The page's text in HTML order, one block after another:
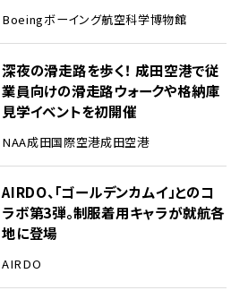
Boeingボーイング航空科学博物館
深夜の滑走路を歩く！ 成田空港で従
業員向けの滑走路ウォークや格納庫
見学イベントを初開催
NAA成田国際空港成田空港
AIRDO、「ゴールデンカムイ」とのコ
ラボ第3弾。制服着用キャラが就航各
地に登場
AIRDO